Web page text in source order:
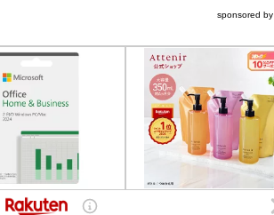
sponsored by